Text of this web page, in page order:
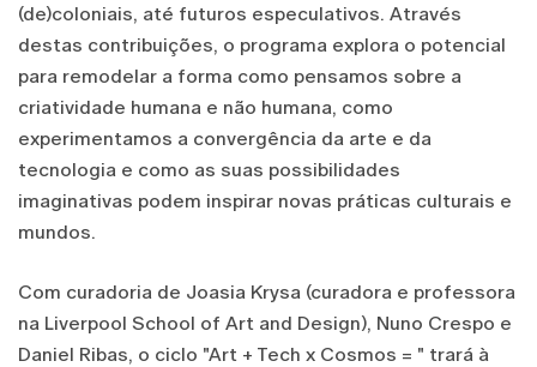
(de)coloniais, até futuros especulativos. Através
destas contribuições, o programa explora o potencial
para remodelar a forma como pensamos sobre a
criatividade humana e não humana, como
experimentamos a convergência da arte e da
tecnologia e como as suas possibilidades
imaginativas podem inspirar novas práticas culturais e
mundos.
Com curadoria de Joasia Krysa (curadora e professora
na Liverpool School of Art and Design), Nuno Crespo e
Daniel Ribas, o ciclo "Art + Tech x Cosmos = " trará à